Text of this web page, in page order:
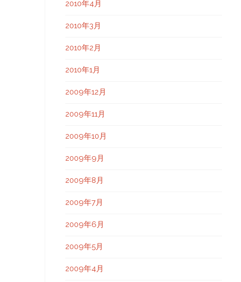
2010年4月
2010年3月
2010年2月
2010年1月
2009年12月
2009年11月
2009年10月
2009年9月
2009年8月
2009年7月
2009年6月
2009年5月
2009年4月